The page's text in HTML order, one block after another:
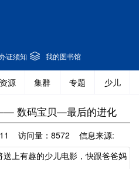
办证须知 我的图书馆
资源 集群 专题 少儿
数码宝贝—最后的进化
访问量：8572 信息来源:
上有趣的少儿电影，快跟爸爸妈